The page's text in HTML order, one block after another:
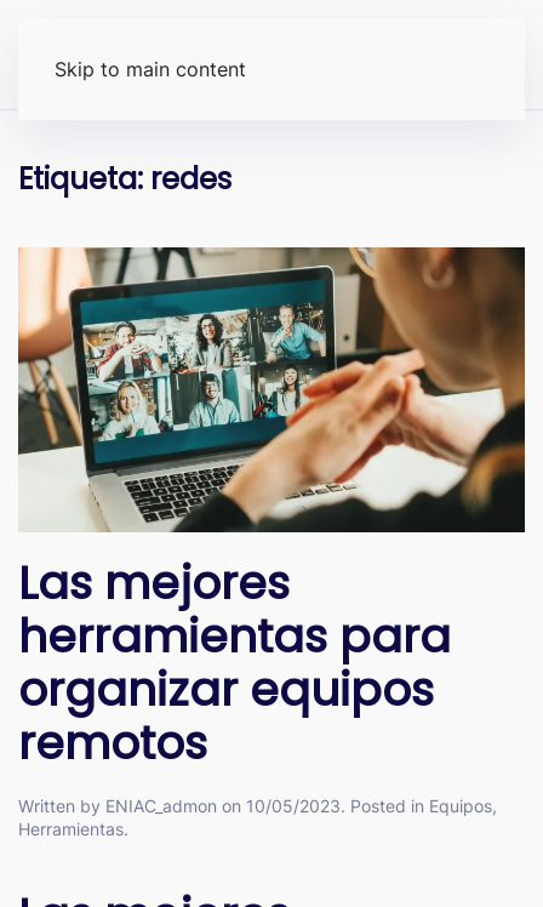
Skip to main content
Etiqueta: redes
Las mejores
herramientas para
organizar equipos
remotos
Written by ENIAC_admon on 10/05/2023. Posted in Equipos,
Herramientas.